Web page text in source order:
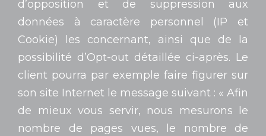
d’opposition et de suppression aux
données à caractère personnel (IP et
Cookie) les concernant, ainsi que de la
possibilité d’Opt-out détaillée ci-après. Le
client pourra par exemple faire figurer sur
son site Internet le message suivant : « Afin
de mieux vous servir, nous mesurons le
nombre de pages vues, le nombre de